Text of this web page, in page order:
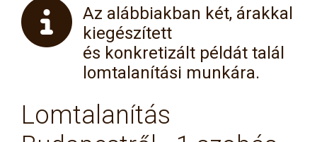
Az alábbiakban két, árakkal
kiegészített
és konkretizált példát talál
lomtalanítási munkára.
Lomtalanítás